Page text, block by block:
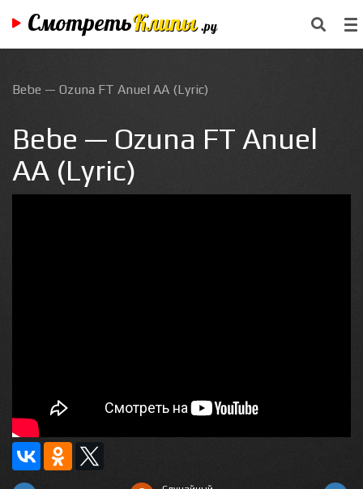
СмотретьКлипы .ру
Bebe — Ozuna FT Anuel AA (Lyric)
Bebe — Ozuna FT Anuel
AA (Lyric)